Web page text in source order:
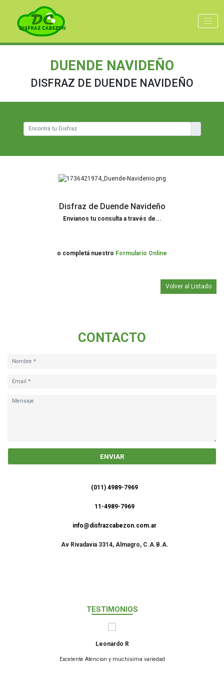
DUENDE NAVIDEÑO
DISFRAZ DE DUENDE NAVIDEÑO
Disfraz de Duende Navideño
Envianos tu consulta a través de...
o completá nuestro Formulario Online
Volver al Listado
CONTACTO
TESTIMONIOS
Leonardo R
Excelente Atencion y muchisima variedad
ENVIAR
(011) 4989-7969
11-4989-7969
info@disfrazcabezon.com.ar
Av Rivadavia 3314, Almagro, C.A.B.A.